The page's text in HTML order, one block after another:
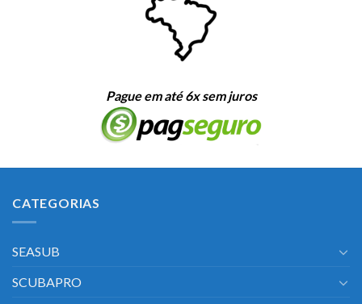
Pague em até 6x sem juros
CATEGORIAS
SEASUB
SCUBAPRO